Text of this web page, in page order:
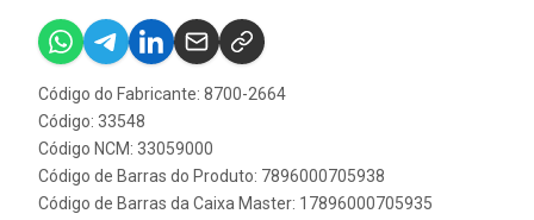
Código do Fabricante: 8700-2664
Código: 33548
Código NCM: 33059000
Código de Barras do Produto: 7896000705938
Código de Barras da Caixa Master: 17896000705935